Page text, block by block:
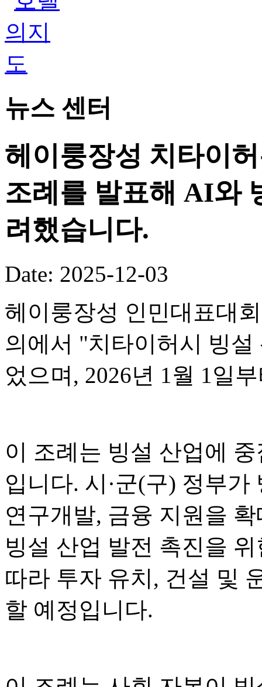
뉴스 센터
헤이룽장성 치타이
조례를 발표해 AI와
려했습니다.
Date: 2025-12-03
헤이룽장성 인민대표대
의에서 "치타이허시 빙
었으며, 2026년 1월 1일
이 조례는 빙설 산업에
입니다. 시·군(구) 정부
연구개발, 금융 지원을
빙설 산업 발전 촉진을
따라 투자 유치, 건설 및
할 예정입니다.